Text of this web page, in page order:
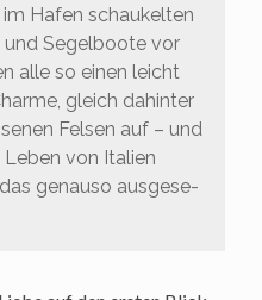
Hafen schau­kel­ten
und Segel­boo­te vor
alle so einen leicht
gleich dahin­ter
Fel­sen auf – und
von Ita­li­en
genau­so aus­ge­se­